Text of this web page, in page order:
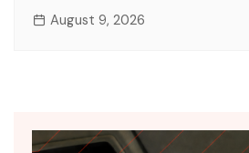
August 9, 2026